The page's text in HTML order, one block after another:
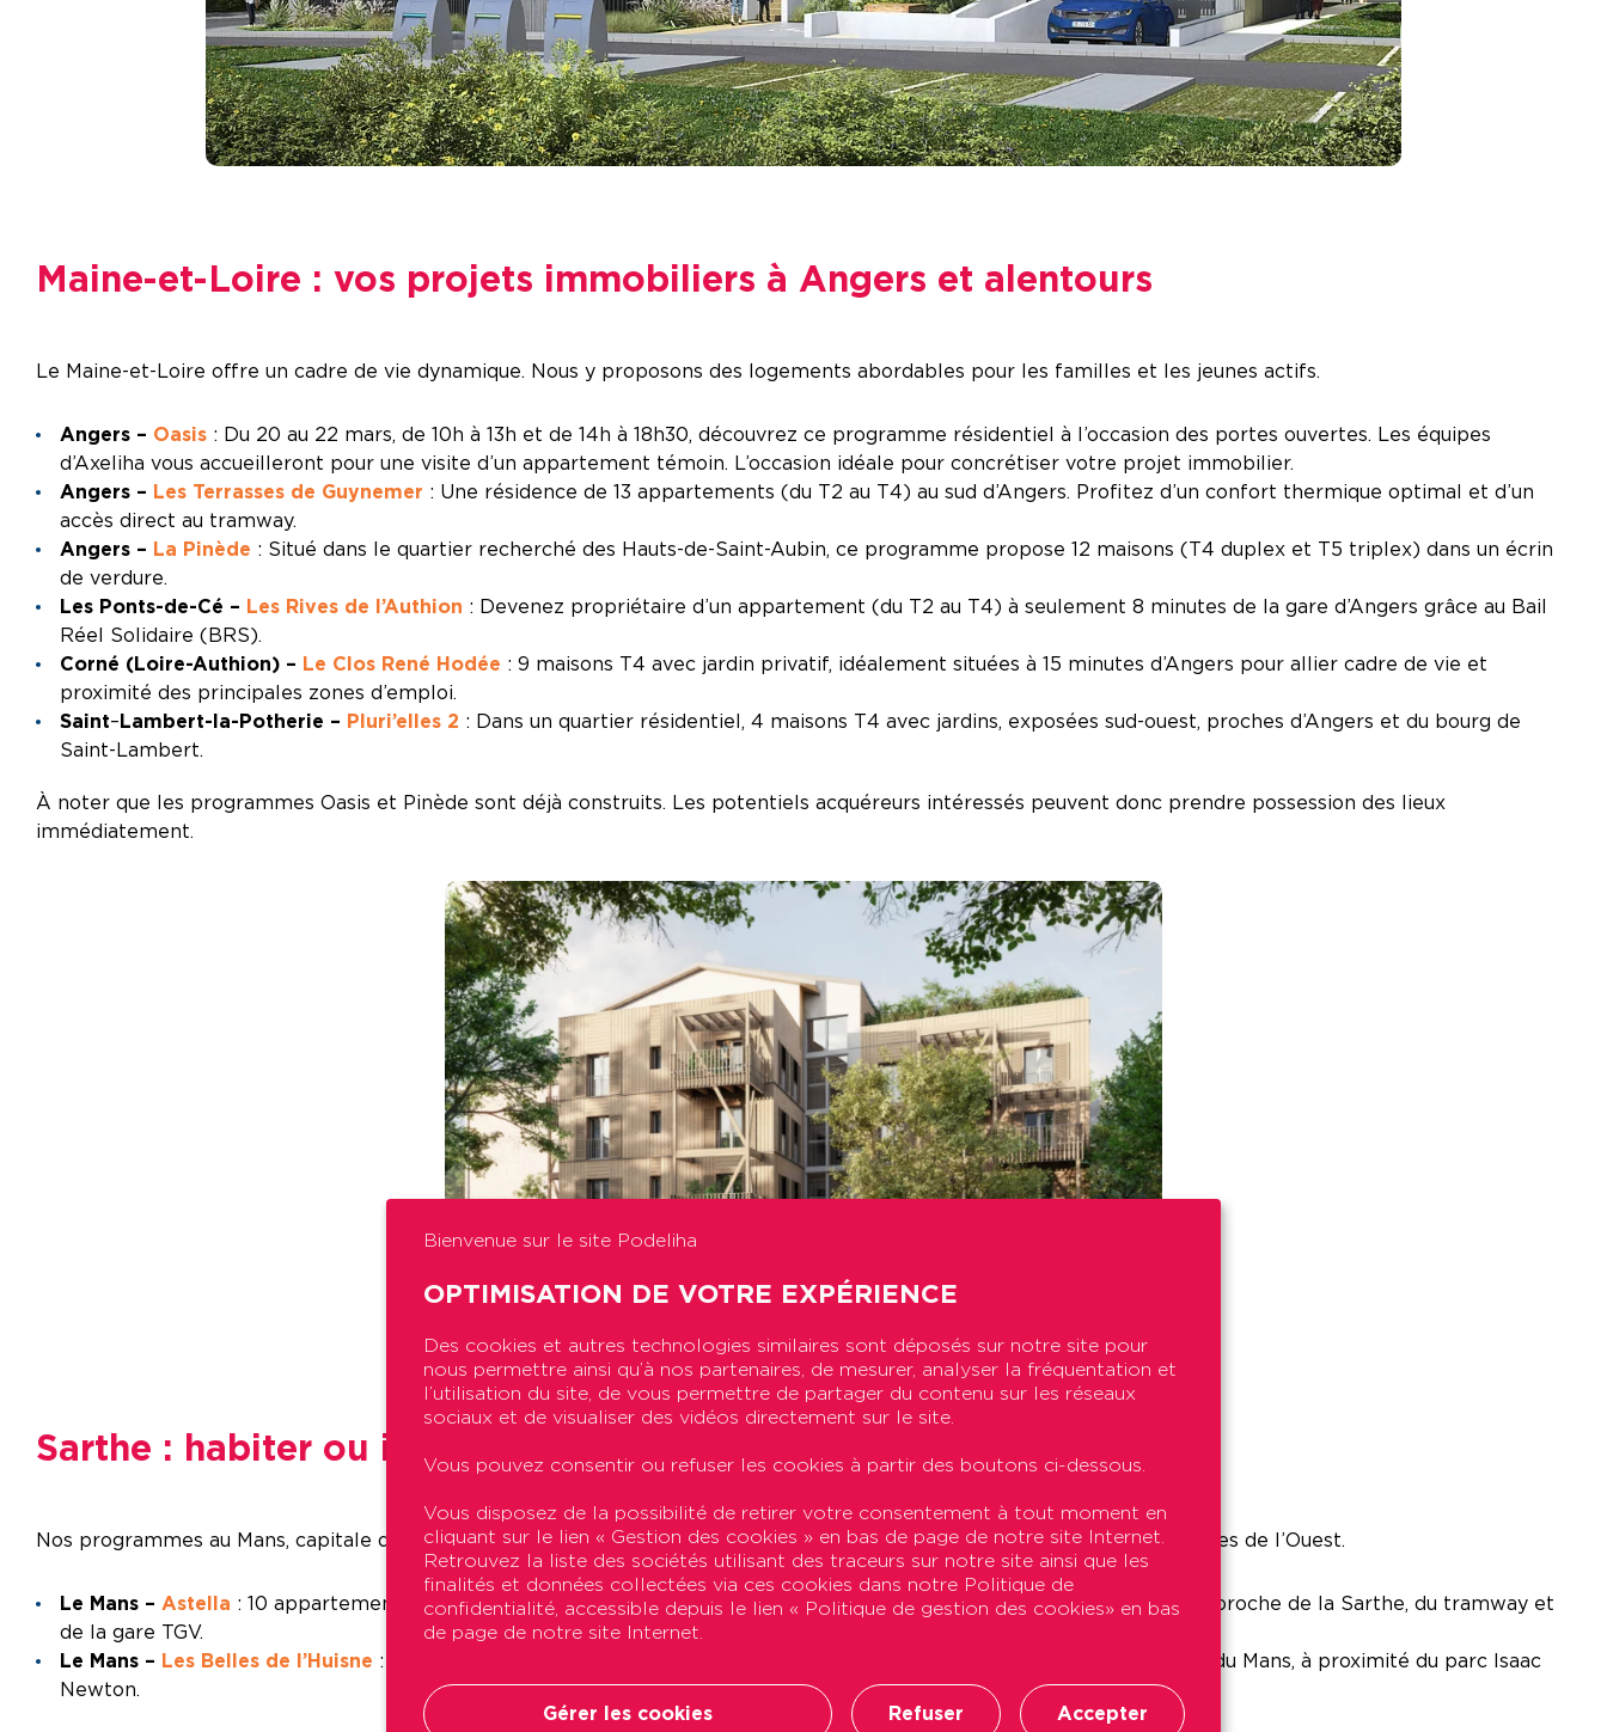
Maine-et-Loire : vos projets immobiliers à Angers et alentours
Le Maine-et-Loire offre un cadre de vie dynamique. Nous y proposons des logements abordables pour les familles et les jeunes actifs.
Angers – Oasis : Du 20 au 22 mars, de 10h à 13h et de 14h à 18h30, découvrez ce programme résidentiel à l’occasion des portes ouvertes. Les équipes
d’Axeliha vous accueilleront pour une visite d’un appartement témoin. L’occasion idéale pour concrétiser votre projet immobilier.
Angers – Les Terrasses de Guynemer : Une résidence de 13 appartements (du T2 au T4) au sud d’Angers. Profitez d’un confort thermique optimal et d’un
accès direct au tramway.
Angers – La Pinède : Situé dans le quartier recherché des Hauts-de-Saint-Aubin, ce programme propose 12 maisons (T4 duplex et T5 triplex) dans un écrin
de verdure.
Les Ponts-de-Cé – Les Rives de l’Authion : Devenez propriétaire d’un appartement (du T2 au T4) à seulement 8 minutes de la gare d’Angers grâce au Bail
Réel Solidaire (BRS).
Corné (Loire-Authion) – Le Clos René Hodée : 9 maisons T4 avec jardin privatif, idéalement situées à 15 minutes d’Angers pour allier cadre de vie et
proximité des principales zones d’emploi.
Saint–Lambert-la-Potherie – Pluri’elles 2 : Dans un quartier résidentiel, 4 maisons T4 avec jardins, exposées sud-ouest, proches d’Angers et du bourg de
Saint-Lambert.
À noter que les programmes Oasis et Pinède sont déjà construits. Les potentiels acquéreurs intéressés peuvent donc prendre possession des lieux
immédiatement.
Les Terrasses de Guynemer – Angers
Sarthe : habiter ou investir au Mans
Nos programmes au Mans, capitale de la Sarthe qui bénéficie d’une excellente connexion avec Paris et les autres métropoles de l’Ouest.
Le Mans – Astella : 10 appartements neufs à l’ouest du centre-ville (secteur Libération). Une adresse idéalement située, proche de la Sarthe, du tramway et
de la gare TGV.
Le Mans – Les Belles de l’Huisne : Un ensemble de 22 maisons neuves (du T3 au T5) avec jardins clos et garages, au sud du Mans, à proximité du parc Isaac
Newton.
Bienvenue sur le site Podeliha
OPTIMISATION DE VOTRE EXPÉRIENCE
Des cookies et autres technologies similaires sont déposés sur notre site pour
nous permettre ainsi qu’à nos partenaires, de mesurer, analyser la fréquentation et
l’utilisation du site, de vous permettre de partager du contenu sur les réseaux
sociaux et de visualiser des vidéos directement sur le site.
Vous pouvez consentir ou refuser les cookies à partir des boutons ci-dessous.
Vous disposez de la possibilité de retirer votre consentement à tout moment en
cliquant sur le lien « Gestion des cookies » en bas de page de notre site Internet.
Retrouvez la liste des sociétés utilisant des traceurs sur notre site ainsi que les
finalités et données collectées via ces cookies dans notre Politique de
confidentialité, accessible depuis le lien « Politique de gestion des cookies» en bas
de page de notre site Internet.
Gérer les cookies Refuser Accepter